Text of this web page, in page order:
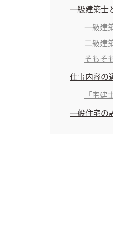
一級建築士
一級建
二級建
そもそ
仕事内容の
「宅建
一般住宅の